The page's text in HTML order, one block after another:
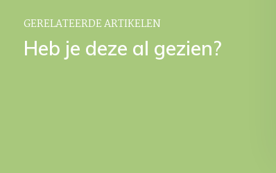
GERELATEERDE ARTIKELEN
Heb je deze al gezien?